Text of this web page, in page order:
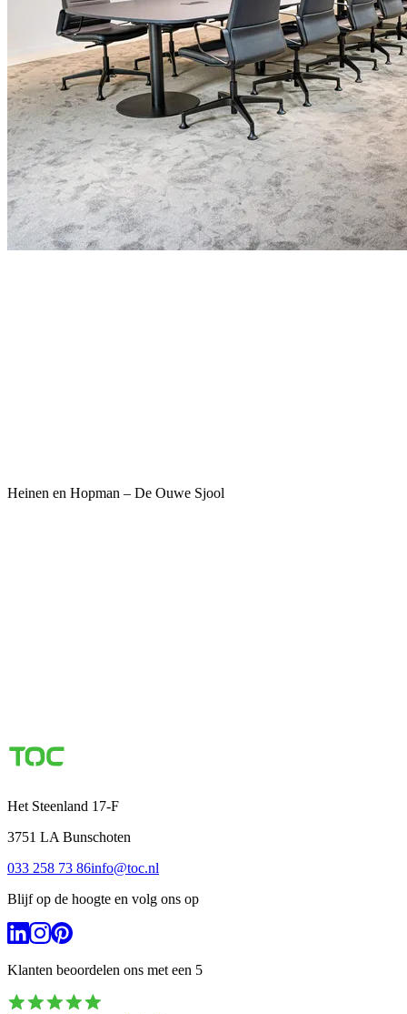
Heinen en Hopman – De Ouwe Sjool
Het Steenland 17-F
3751 LA Bunschoten
033 258 73 86info@toc.nl
Blijf op de hoogte en volg ons op
Klanten beoordelen ons met een 5